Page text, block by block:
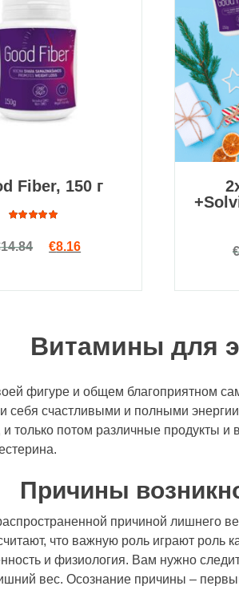
Fiber, 150 г
4.67
из
14.84 Первоначальная цена
€8.16Текущая цена: €8.16. €
Витамины для
фигуре и общем благоприятном
себя счастливыми и полными
и только потом различные продукты и
Причины
причиной лишнего
что важную роль играют роль
и физиология. Вам нужно
вес. Осознание причины –